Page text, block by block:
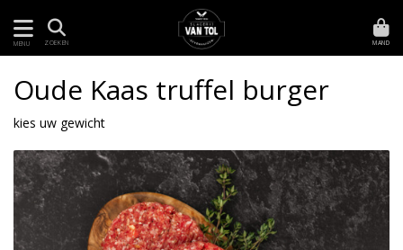
MENU ZOEKEN MAND
Oude Kaas truffel burger
kies uw gewicht